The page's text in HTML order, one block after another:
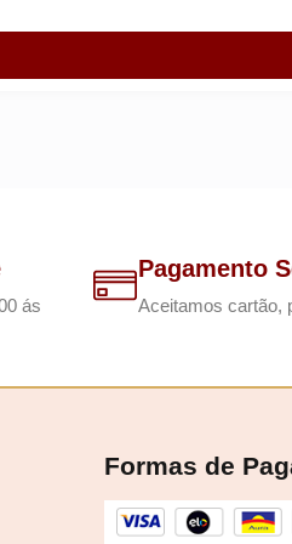
ás
Pagamento
Aceitamos cartão,
Formas de